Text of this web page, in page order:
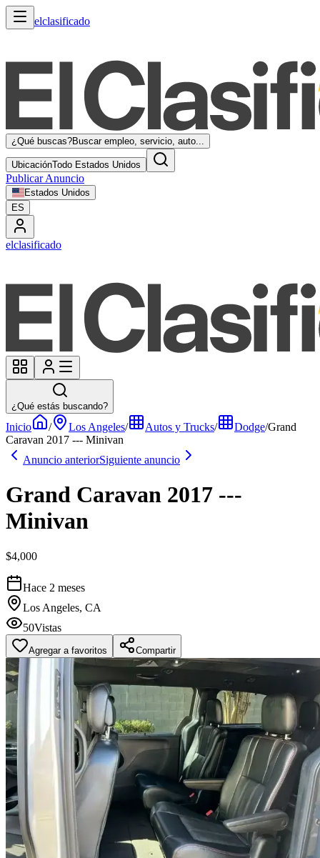
elclasificado
¿Qué buscas?Buscar empleo, servicio, auto...
UbicaciónTodo Estados Unidos
Publicar Anuncio
Estados Unidos
ES
elclasificado
¿Qué estás buscando?
Inicio / Los Angeles/ Autos y Trucks/ Dodge/Grand
Caravan 2017 --- Minivan
Anuncio anteriorSiguiente anuncio
Grand Caravan 2017 ---
Minivan
$4,000
Hace 2 meses
Los Angeles, CA
50Vistas
Agregar a favoritos Compartir